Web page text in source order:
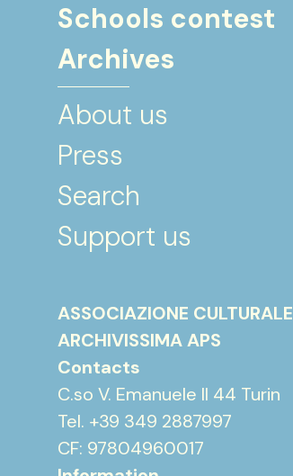
Schools contest
Archives
About us
Press
Search
Support us
ASSOCIAZIONE CULTURALE
ARCHIVISSIMA APS
Contacts
C.so V. Emanuele II 44 Turin
Tel. +39 349 2887997
CF: 97804960017